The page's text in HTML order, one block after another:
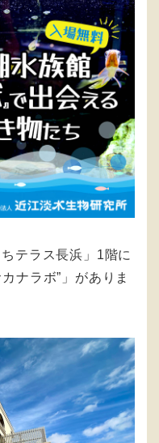
テラス長浜」1階に
ナラボ”」がありま